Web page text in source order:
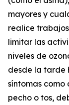
mayores y
realice
limitar las
niveles de
desde la tarde
síntomas
pecho o tos,